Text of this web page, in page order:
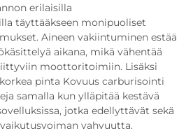
erilaisilla
täyttääkseen monipuoliset
Aineen vakiintuminen estää
aikana, mikä vähentää
moottoritoimiin. Lisäksi
pinta Kovuus carburisointi
samalla kun ylläpitää kestävä
jotka edellyttävät sekä
vahvuutta.